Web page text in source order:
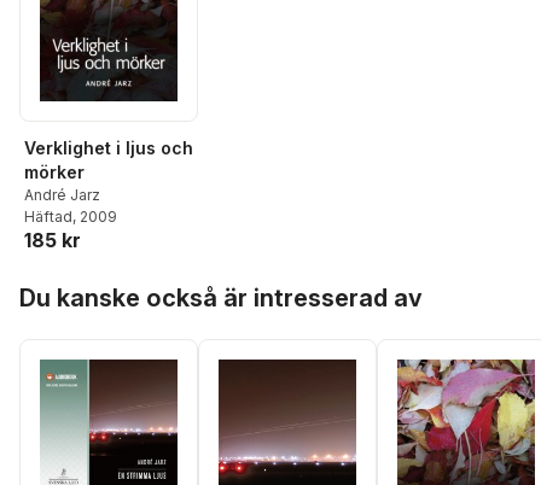
Verklighet i ljus och
mörker
André Jarz
Häftad, 2009
185 kr
Du kanske också är intresserad av